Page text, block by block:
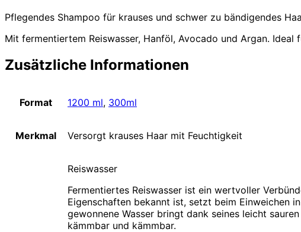
Pflegendes Shampoo für krauses und schwer zu bändigendes
Mit fermentiertem Reiswasser, Hanföl, Avocado und Argan.
Zusätzliche Informationen
Format 1200 ml, 300ml
Merkmal Versorgt krauses Haar mit Feuchtigkeit
Reiswasser
Fermentiertes Reiswasser ist ein wertvoller
Eigenschaften bekannt ist, setzt beim Einweichen
gewonnene Wasser bringt dank seines leicht
kämmbar und kämmbar.